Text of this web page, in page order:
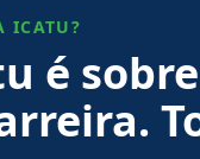
ICATU?
é sobre